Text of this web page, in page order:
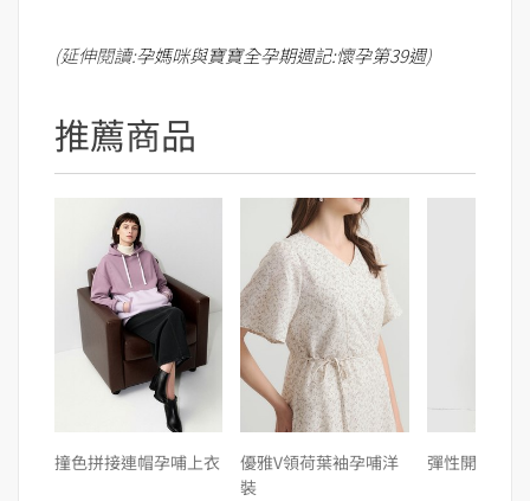
(延伸閱讀:孕媽咪與寶寶全孕期週記:懷孕第39週)
推薦商品
撞色拼接連帽孕哺上衣
優雅V領荷葉袖孕哺洋
裝
彈性開岔直